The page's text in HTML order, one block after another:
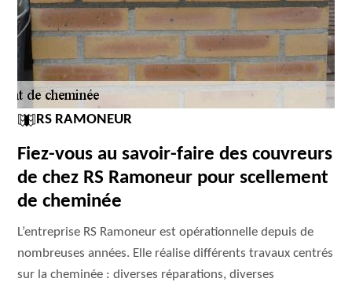
RS RAMONEUR
Fiez-vous au savoir-faire des couvreurs
de chez RS Ramoneur pour scellement
de cheminée
L’entreprise RS Ramoneur est opérationnelle depuis de
nombreuses années. Elle réalise différents travaux centrés
sur la cheminée : diverses réparations, diverses